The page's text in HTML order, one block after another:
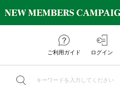
ご利用ガイド ログイン